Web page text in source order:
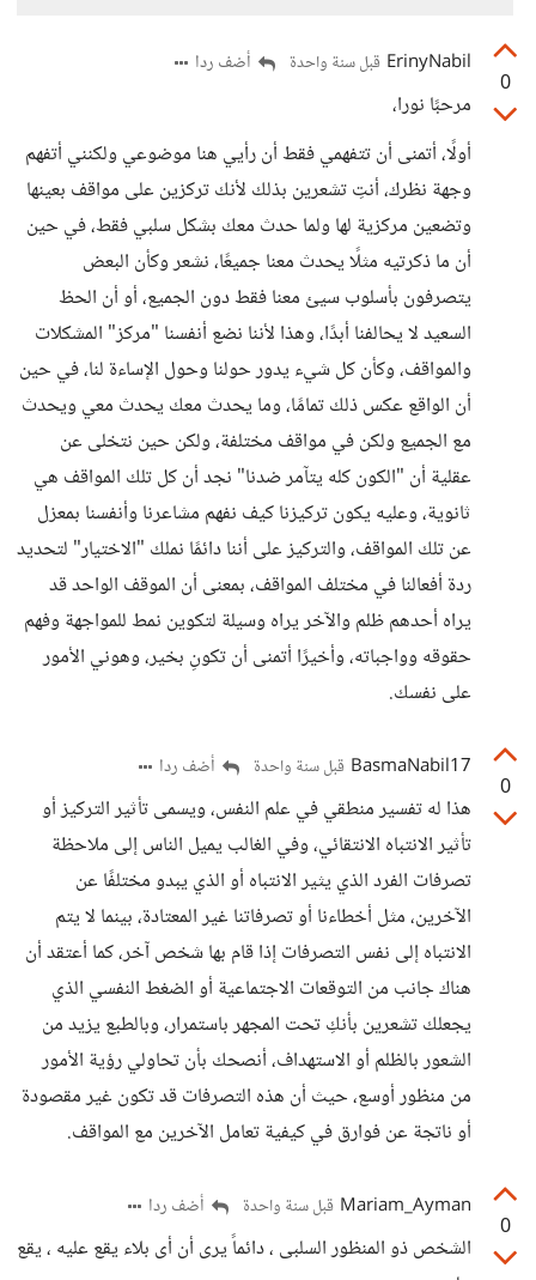
0
ErinyNabil قبل سنة واحدة أضف ردا
مرحبًا نورا،
أولًا، أتمنى أن تتفهمي فقط أن رأيي هنا موضوعي ولكنني أتفهم
وجهة نظرك، أنتِ تشعرين بذلك لأنك تركزين على مواقف بعينها
وتضعين مركزية لها ولما حدث معك بشكل سلبي فقط، في حين
أن ما ذكرتيه مثلًا يحدث معنا جميعًا، نشعر وكأن البعض
يتصرفون بأسلوب سيئ معنا فقط دون الجميع، أو أن الحظ
السعيد لا يحالفنا أبدًا، وهذا لأننا نضع أنفسنا "مركز" المشكلات
والمواقف، وكأن كل شيء يدور حولنا وحول الإساءة لنا، في حين
أن الواقع عكس ذلك تمامًا، وما يحدث معك يحدث معي ويحدث
مع الجميع ولكن في مواقف مختلفة، ولكن حين نتخلى عن
عقلية أن "الكون كله يتآمر ضدنا" نجد أن كل تلك المواقف هي
ثانوية، وعليه يكون تركيزنا كيف نفهم مشاعرنا وأنفسنا بمعزل
عن تلك المواقف، والتركيز على أننا دائمًا نملك "الاختيار" لتحديد
ردة أفعالنا في مختلف المواقف، بمعنى أن الموقف الواحد قد
يراه أحدهم ظلم والآخر يراه وسيلة لتكوين نمط للمواجهة وفهم
حقوقه وواجباته، وأخيرًا أتمنى أن تكونِ بخير، وهوني الأمور
على نفسك.
0
BasmaNabil17 قبل سنة واحدة أضف ردا
هذا له تفسير منطقي في علم النفس، ويسمى تأثير التركيز أو
تأثير الانتباه الانتقائي، وفي الغالب يميل الناس إلى ملاحظة
تصرفات الفرد الذي يثير الانتباه أو الذي يبدو مختلفًا عن
الآخرين، مثل أخطاءنا أو تصرفاتنا غير المعتادة، بينما لا يتم
الانتباه إلى نفس التصرفات إذا قام بها شخص آخر، كما أعتقد أن
هناك جانب من التوقعات الاجتماعية أو الضغط النفسي الذي
يجعلك تشعرين بأنكِ تحت المجهر باستمرار، وبالطبع يزيد من
الشعور بالظلم أو الاستهداف، أنصحك بأن تحاولي رؤية الأمور
من منظور أوسع، حيث أن هذه التصرفات قد تكون غير مقصودة
أو ناتجة عن فوارق في كيفية تعامل الآخرين مع المواقف.
0
Mariam_Ayman قبل سنة واحدة أضف ردا
الشخص ذو المنظور السلبى ، دائماً يرى أن أى بلاء يقع عليه ، يقع